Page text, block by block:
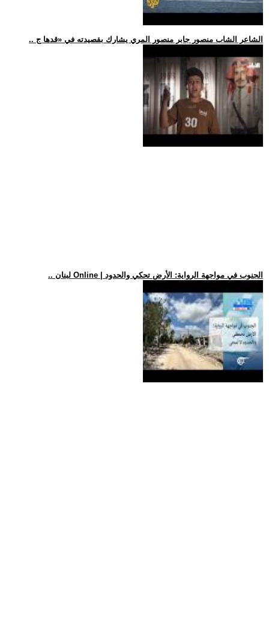
.. الشاعر الشاب منصور جابر منصور المري يشارك بقصيدته في «قدها ج
.. لبنان Online | الجنوب في مواجهة الرواية: الأرض تحكي والحدود